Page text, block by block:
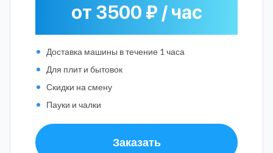
от 3500 ₽ / час
Доставка машины в течение 1 часа
Для плит и бытовок
Скидки на смену
Пауки и чалки
Заказать